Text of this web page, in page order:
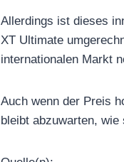
Allerdings ist dieses
XT Ultimate
internationalen Markt
Auch wenn der Preis
bleibt abzuwarten,